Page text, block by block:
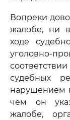
Вопреки
жалобе, ни
ходе
уголовно-
судебных
нарушением
чем он
жалобе,